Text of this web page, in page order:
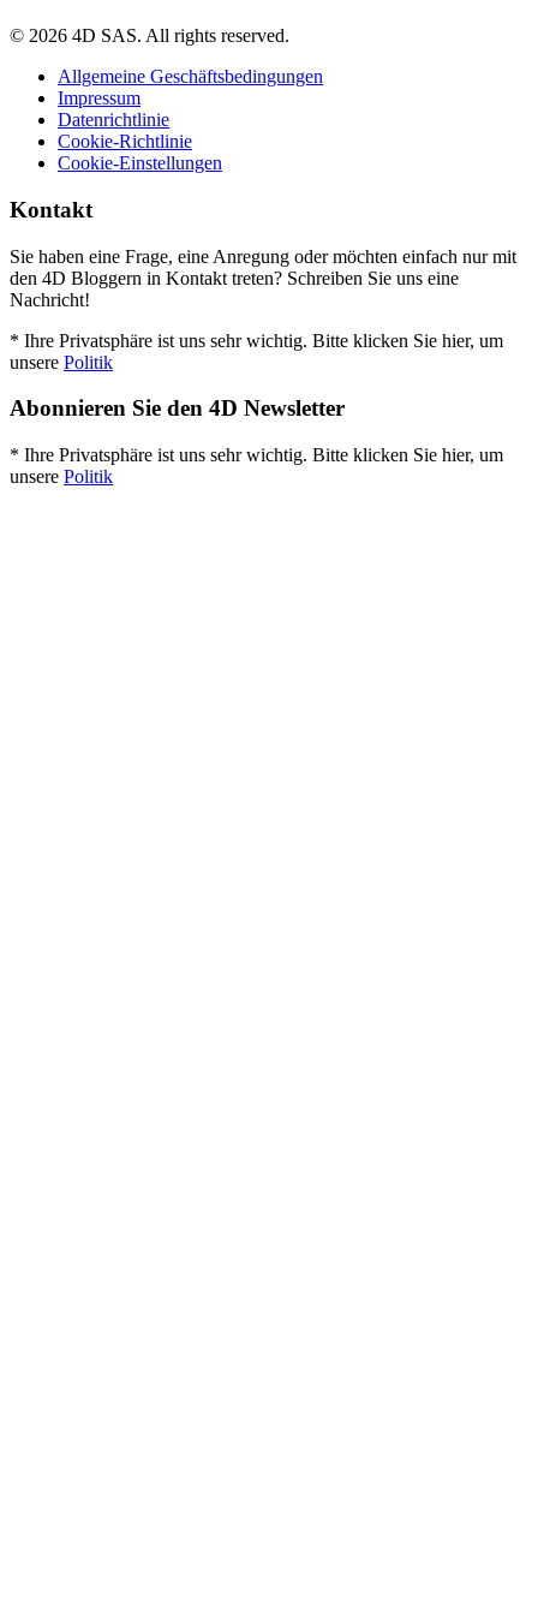
© 2026 4D SAS. All rights reserved.
Allgemeine Geschäftsbedingungen
Impressum
Datenrichtlinie
Cookie-Richtlinie
Cookie-Einstellungen
Kontakt
Sie haben eine Frage, eine Anregung oder möchten einfach nur mit
den 4D Bloggern in Kontakt treten? Schreiben Sie uns eine
Nachricht!
* Ihre Privatsphäre ist uns sehr wichtig. Bitte klicken Sie hier, um
unsere Politik
Abonnieren Sie den 4D Newsletter
* Ihre Privatsphäre ist uns sehr wichtig. Bitte klicken Sie hier, um
unsere Politik